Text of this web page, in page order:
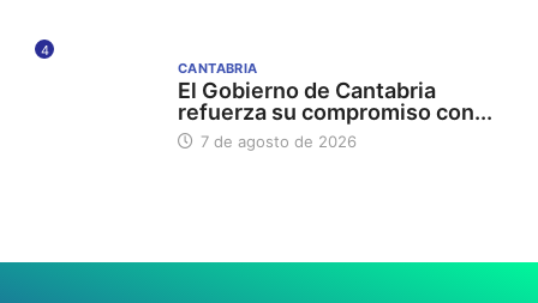
4
CANTABRIA
El Gobierno de Cantabria
refuerza su compromiso con...
7 de agosto de 2026